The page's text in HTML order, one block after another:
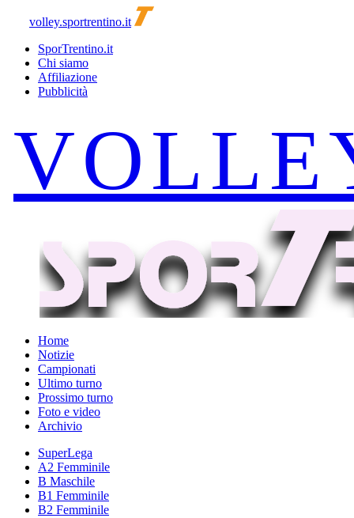
volley.sportrentino.it
SporTrentino.it
Chi siamo
Affiliazione
Pubblicità
Home
Notizie
Campionati
Ultimo turno
Prossimo turno
Foto e video
Archivio
SuperLega
A2 Femminile
B Maschile
B1 Femminile
B2 Femminile